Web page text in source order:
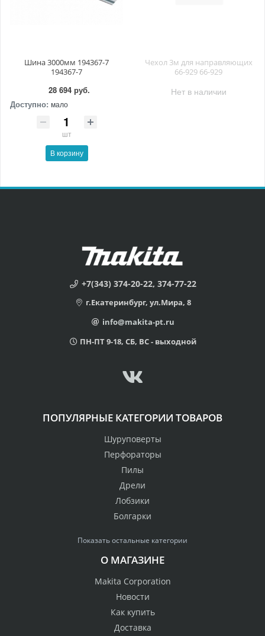
Шина 3000мм 194367-7
194367-7
28 694 руб.
Доступно: мало
шт
В корзину
Чехол 3м для направляющих
66-929 66-929
Нет в наличии
+7(343) 374-20-22, 374-77-22
г.Екатеринбург, ул.Мира, 8
info@makita-pt.ru
ПН-ПТ 9-18, СБ, ВС - выходной
ПОПУЛЯРНЫЕ КАТЕГОРИИ ТОВАРОВ
Шуруповерты
Перфораторы
Пилы
Дрели
Лобзики
Болгарки
Показать остальные категории
О МАГАЗИНЕ
Makita Corporation
Новости
Как купить
Доставка